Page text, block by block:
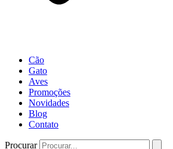
Cão
Gato
Aves
Promoções
Novidades
Blog
Contato
Procurar